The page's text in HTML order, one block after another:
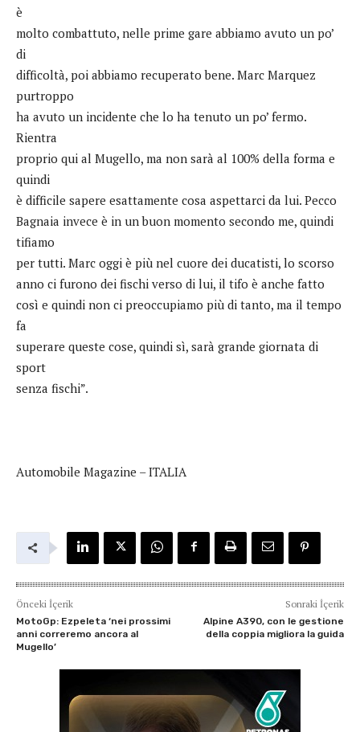
è
molto combattuto, nelle prime gare abbiamo avuto un po’
di
difficoltà, poi abbiamo recuperato bene. Marc Marquez
purtroppo
ha avuto un incidente che lo ha tenuto un po’ fermo.
Rientra
proprio qui al Mugello, ma non sarà al 100% della forma e
quindi
è difficile sapere esattamente cosa aspettarci da lui. Pecco
Bagnaia invece è in un buon momento secondo me, quindi
tifiamo
per tutti. Marc oggi è più nel cuore dei ducatisti, lo scorso
anno ci furono dei fischi verso di lui, il tifo è anche fatto
così e quindi non ci preoccupiamo più di tanto, ma il tempo
fa
superare queste cose, quindi sì, sarà grande giornata di
sport
senza fischi”.
Automobile Magazine – ITALIA
Önceki İçerik
MotoGp: Ezpeleta ‘nei prossimi
anni correremo ancora al
Mugello’
Sonraki İçerik
Alpine A390, con le gestione
della coppia migliora la guida